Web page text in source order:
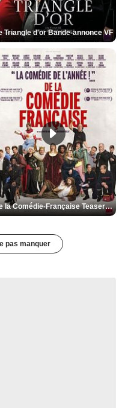
Triangle d'or Bande-annonce VF
De la Comédie-Française Teaser VF
pas manquer